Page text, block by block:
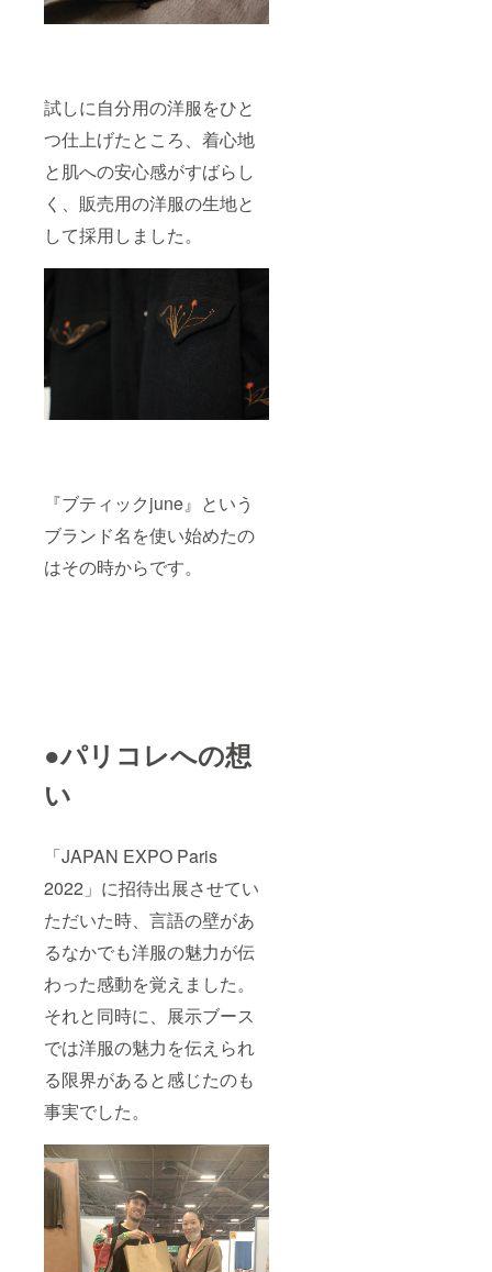
試しに自分用の洋服をひと
つ仕上げたところ、着心地
と肌への安心感がすばらし
く、販売用の洋服の生地と
して採用しました。
『ブティックjune』という
ブランド名を使い始めたの
はその時からです。
●パリコレへの想
い
「JAPAN EXPO Paris
2022」に招待出展させてい
ただいた時、言語の壁があ
るなかでも洋服の魅力が伝
わった感動を覚えました。
それと同時に、展示ブース
では洋服の魅力を伝えられ
る限界があると感じたのも
事実でした。